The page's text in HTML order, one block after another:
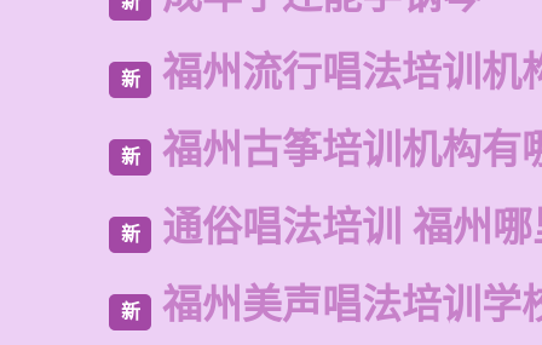
新 福州流行唱法培训机
新 福州古筝培训机构有
新 通俗唱法培训 福州
新 福州美声唱法培训学